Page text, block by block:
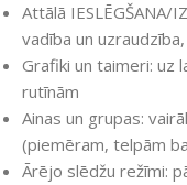
Attālā IESLĒGŠANA/
vadība un
Grafiki un taimeri: uz
rutīnām
Ainas un grupas:
(piemēram, telpām
Ārējo slēdžu režīmi: